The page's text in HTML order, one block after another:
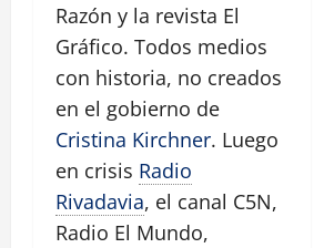
Razón y la revista El
Gráfico. Todos medios
con historia, no creados
en el gobierno de
Cristina Kirchner. Luego
en crisis Radio
Rivadavia, el canal C5N,
Radio El Mundo,